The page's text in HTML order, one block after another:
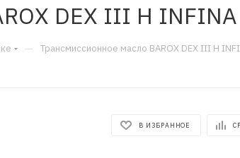
DEX III H INFINA
— Трансмиссионное масло BAROX DEX III H
В ИЗБРАННОЕ